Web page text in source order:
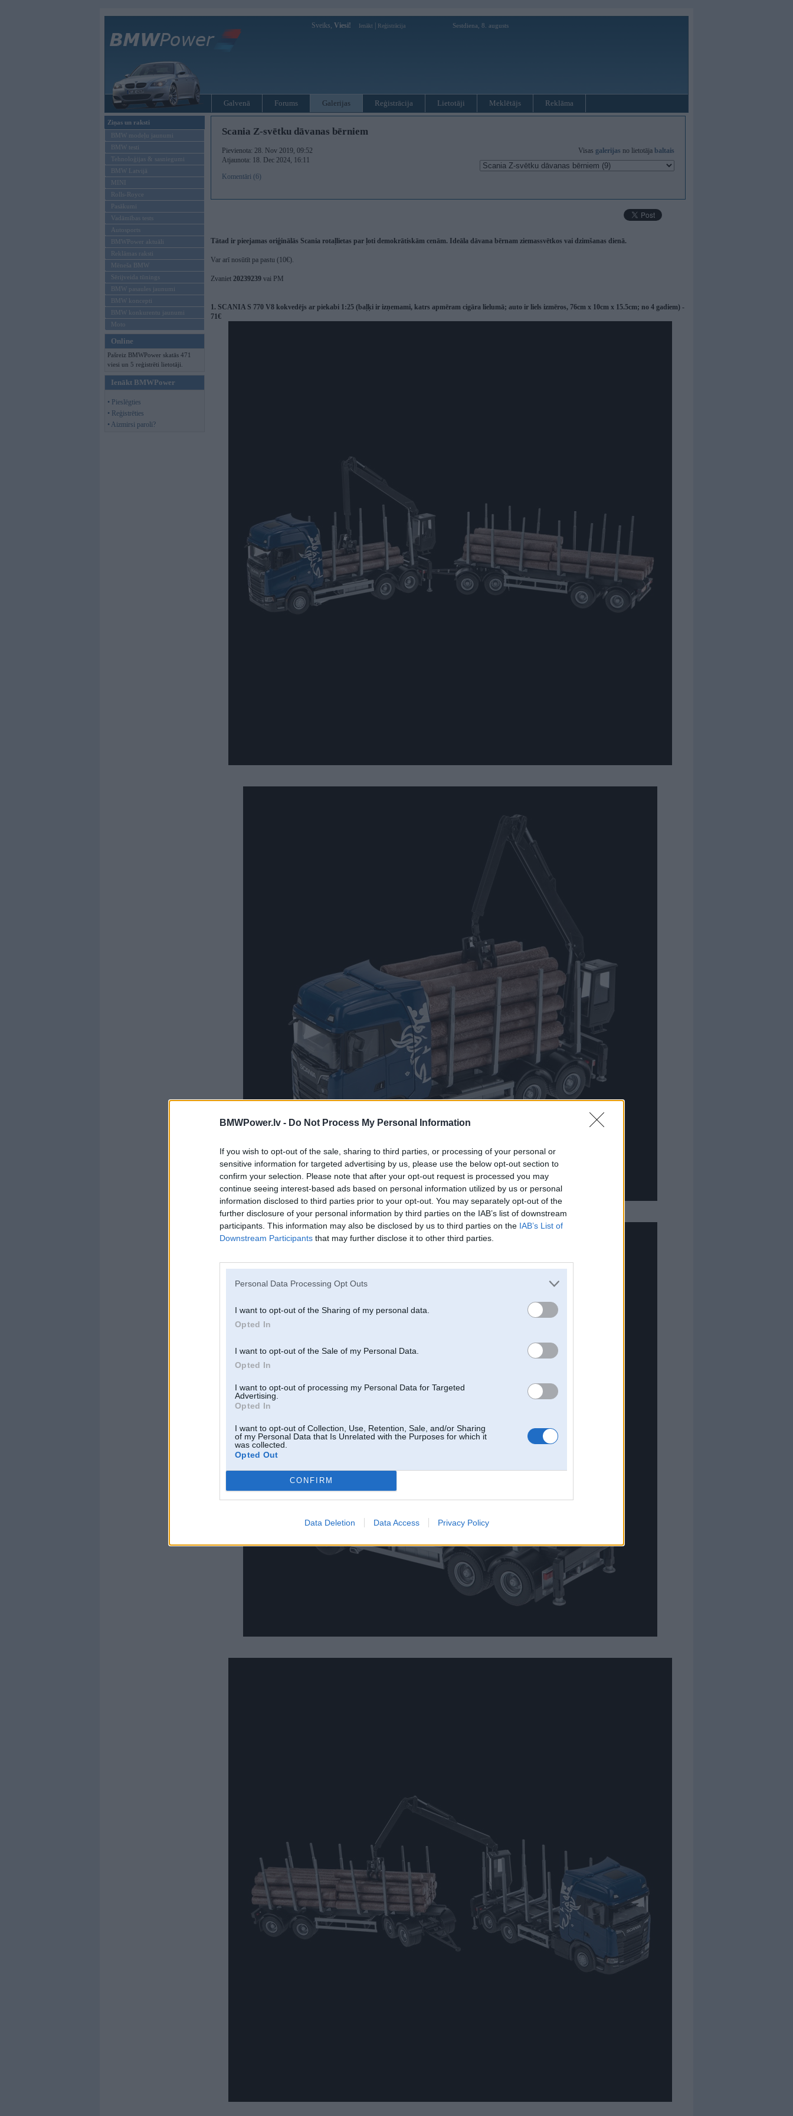
BMWPower.lv - Do Not Process My Personal Information
If you wish to opt-out of the sale, sharing to third parties, or processing of your personal or
sensitive information for targeted advertising by us, please use the below opt-out section to
confirm your selection. Please note that after your opt-out request is processed you may
continue seeing interest-based ads based on personal information utilized by us or personal
information disclosed to third parties prior to your opt-out. You may separately opt-out of the
further disclosure of your personal information by third parties on the IAB’s list of downstream
participants. This information may also be disclosed by us to third parties on the IAB’s List of
Downstream Participants that may further disclose it to other third parties.
Personal Data Processing Opt Outs
I want to opt-out of the Sharing of my personal data.
Opted In
I want to opt-out of the Sale of my Personal Data.
Opted In
I want to opt-out of processing my Personal Data for Targeted
Advertising.
Opted In
I want to opt-out of Collection, Use, Retention, Sale, and/or Sharing
of my Personal Data that Is Unrelated with the Purposes for which it
was collected.
Opted Out
CONFIRM
Data Deletion Data Access Privacy Policy
Sveiks, Viesi! Ienākt Reģistrācija Sestdiena, 8. augusts
Galvenā Forums Galerijas Reģistrācija Lietotāji Meklētājs Reklāma
Ziņas un raksti
BMW modeļu jaunumi
BMW testi
Tehnoloģijas & sasniegumi
BMW Latvijā
MINI
Rolls-Royce
Pasākumi
Vadāmības tests
Autosports
BMWPower aktuāli
Reklāmas raksti
Mēneša BMW
Sērijveida tūnings
BMW pasaules jaunumi
BMW koncepti
BMW konkurentu jaunumi
Moto
Online
Pašreiz BMWPower skatās 471
viesi un 5 reģistrēti lietotāji.
Ienākt BMWPower
• Pieslēgties
• Reģistrēties
• Aizmirsi paroli?
Scania Z-svētku dāvanas bērniem
Pievienota: 28. Nov 2019, 09:52
Atjaunota: 18. Dec 2024, 16:11
Komentāri (6)
Visas galerijas no lietotāja baltais
Tātad ir pieejamas oriģinālās Scania rotaļlietas par ļoti demokrātiskām cenām. Ideāla dāvana bērnam ziemassvētkos vai dzimšanas dienā.
Var arī nosūtīt pa pastu (10€).
Zvaniet 20239239 vai PM
1. SCANIA S 770 V8 kokvedējs ar piekabi 1:25 (baļķi ir izņemami, katrs apmēram cigāra lielumā; auto ir liels izmēros, 76cm x 10cm x 15.5cm; no 4 gadiem) -
71€